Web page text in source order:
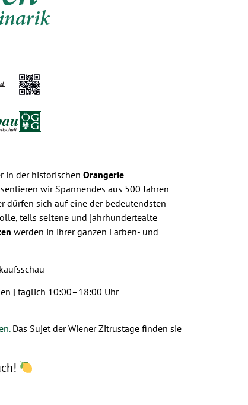
in der historischen Orangerie
wir Spannendes aus 500 Jahren
dürfen sich auf eine der bedeutendsten
teils seltene und jahrhundertealte
werden in ihrer ganzen Farben- und
| täglich 10:00–18:00 Uhr
Das Sujet der Wiener Zitrustage finden sie